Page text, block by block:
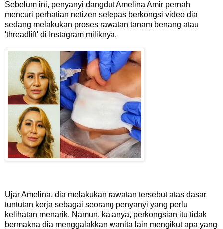
Sebelum ini, penyanyi dangdut Amelina Amir pernah
mencuri perhatian netizen selepas berkongsi video dia
sedang melakukan proses rawatan tanam benang atau
'threadlift' di Instagram miliknya.
Ujar Amelina, dia melakukan rawatan tersebut atas dasar
tuntutan kerja sebagai seorang penyanyi yang perlu
kelihatan menarik. Namun, katanya, perkongsian itu tidak
bermakna dia menggalakkan wanita lain mengikut apa yang